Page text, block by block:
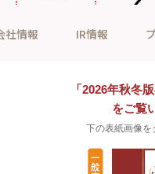
社情報 IR情報
「2026年秋冬
をご覧
下の表紙画像を